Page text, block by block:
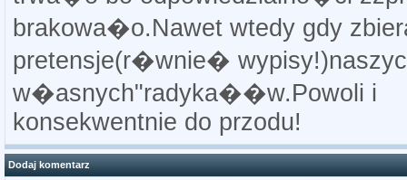
brakowa�o.Nawet wtedy gdy
pretensje(r�wnie�
w�asnych"radyka��w.Powoli i
konsekwentnie do przodu!
Dodaj komentarz